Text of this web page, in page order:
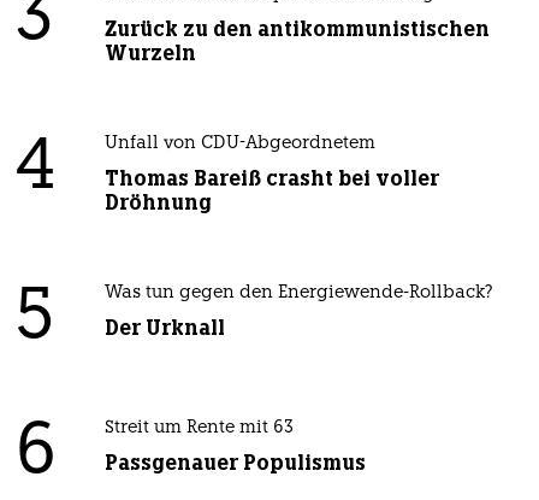
3
Zurück zu den antikommunistischen
Wurzeln
4 Unfall von CDU-Abgeordnetem
Thomas Bareiß crasht bei voller
Dröhnung
5 Was tun gegen den Energiewende-Rollback?
Der Urknall
6 Streit um Rente mit 63
Passgenauer Populismus